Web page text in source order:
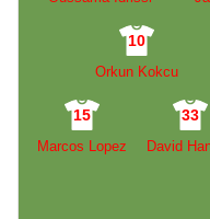
10
Orkun Kokcu
15
Marcos Lopez
33
David